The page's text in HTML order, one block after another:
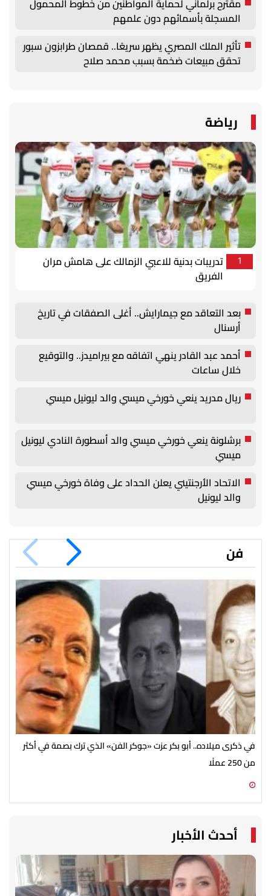
المسجلة بأسمائهم دون علمهم
تأثير الملك المصري يظهر سريعًا.. قمصان طرابزون سبور
تحقق مبيعات ضخمة بسبب محمد صلاح
رياضة
1
تدريبات بدنية للاعبي الزمالك على هامش مران
الفريق
بعد التعاقد مع جيمارايش.. أغلى الصفقات في تاريخ
أرسنال
أحمد عبد القادر ينهي اتفاقه مع بيراميدز.. والتوقيع
خلال ساعات
ريال مدريد ينعي خورخي ميسي والد ليونيل ميسي
برشلونة ينعي خورخي ميسي والد أسطورة النادي ليونيل
ميسي
الاتحاد الأرجنتيني يعلن الحداد على وفاة خورخي ميسي
والد ليونيل
فن
في ذكرى ميلاده.. أبو بكر عزت «جوكر الفن» الذي ترك بصمة في أكثر
من 250 عملًا
أحدث الأخبار